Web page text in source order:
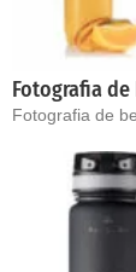
Fotografia
Fotografia de